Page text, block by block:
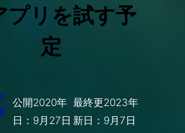
プリを試す予
定
公開
日：
2020年
9月27日
最終更
新日：
2023年
9月7日